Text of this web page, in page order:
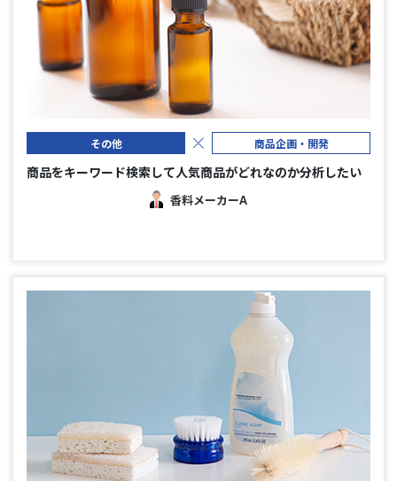
その他 商品企画・開発
商品をキーワード検索して人気商品がどれなのか分析したい
香料メーカーA